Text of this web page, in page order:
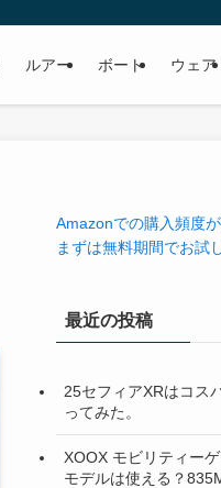
ルアー ボート ウェア
Amazonでの購入頻度
まずは無料期間でお試
最近の投稿
25セフィアXRはコス
ってみた。
XOOX モビリティー
モデルは使える？